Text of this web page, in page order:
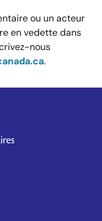
ou un acteur
en vedette dans
nous
.